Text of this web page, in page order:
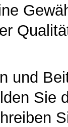
und
Sie